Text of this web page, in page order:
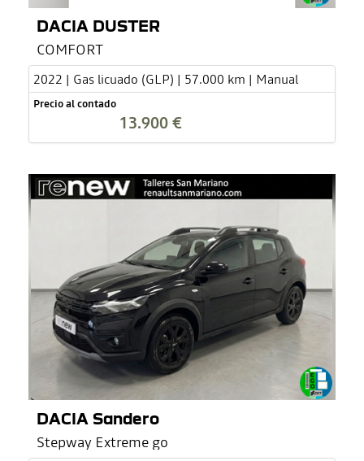
DACIA DUSTER
COMFORT
2022 | Gas licuado (GLP) | 57.000 km | Manual
Precio al contado
13.900 €
DACIA Sandero
Stepway Extreme go